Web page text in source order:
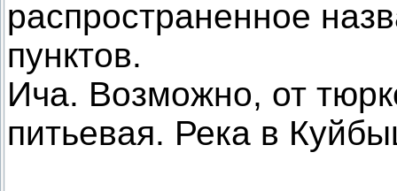
распространенное
пунктов.
Ича. Возможно, от
питьевая. Река в